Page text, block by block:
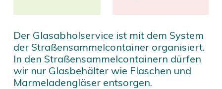
Der Glasabholservice ist mit dem System
der Straßensammelcontainer organisiert.
In den Straßensammelcontainern dürfen
wir nur Glasbehälter wie Flaschen und
Marmeladengläser entsorgen.